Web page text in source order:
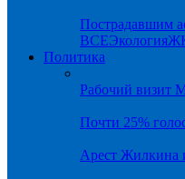
Пострадавшим
ВСЕЭкология
Политика
Рабочий визит
Почти 25%
Арест Жилкина